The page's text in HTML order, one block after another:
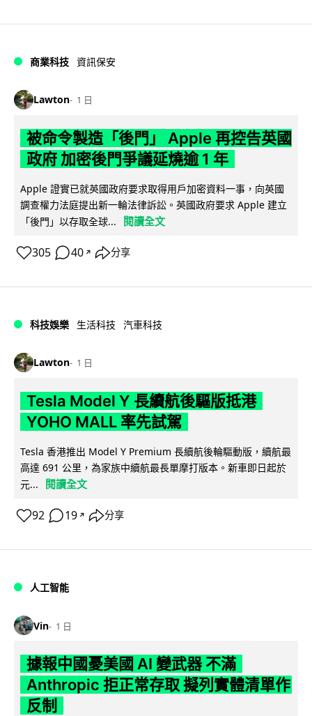
商業科技 資訊保安
Lawton 1 日
被命令製造「後門」 Apple 再控告英國
政府 加密後門爭議延燒逾 1 年
Apple 證實已就英國政府要求取得用戶加密資料一事，向英國
調查權力法庭提出新一輪法律訴訟。英國政府要求 Apple 建立
「後門」以存取全球...
閱讀全文
305 40 ↗ 分享
科技娛樂 生活科技 汽車科技
Lawton 1 日
Tesla Model Y 長續航後驅版抵港
YOHO MALL 率先試駕
Tesla 香港推出 Model Y Premium 長續航後輪驅動版，續航最
高達 691 公里，為家族中續航最長單摩打版本。新車即日起於
元...
閱讀全文
92 19 ↗ 分享
人工智能
Vin 1 日
據報中國憂美國 AI 變武器 不滿
Anthropic 拒正常存取 擬列實體清單作
反制